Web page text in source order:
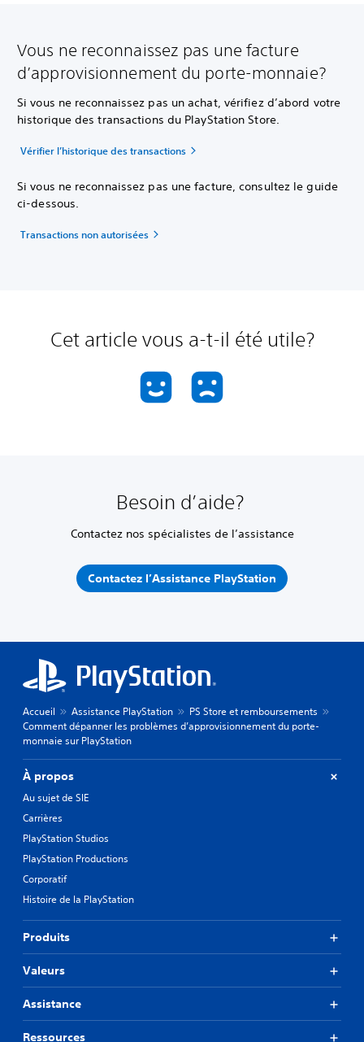
Vous ne reconnaissez pas une facture
d’approvisionnement du porte-monnaie?
Si vous ne reconnaissez pas un achat, vérifiez d’abord votre
historique des transactions du PlayStation Store.
Vérifier l’historique des transactions
Si vous ne reconnaissez pas une facture, consultez le guide
ci-dessous.
Transactions non autorisées
Cet article vous a-t-il été utile?
Besoin d’aide?
Contactez nos spécialistes de l’assistance
Contactez l’Assistance PlayStation
Accueil Assistance PlayStation
PS Store et remboursements
Comment dépanner les problèmes d’approvisionnement du porte-
monnaie sur PlayStation
À propos
Au sujet de SIE
Carrières
PlayStation Studios
PlayStation Productions
Corporatif
Histoire de la PlayStation
Produits
Valeurs
Assistance
Ressources